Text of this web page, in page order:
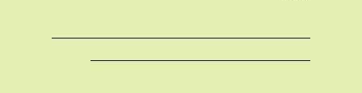
————————————————————
—————————————————